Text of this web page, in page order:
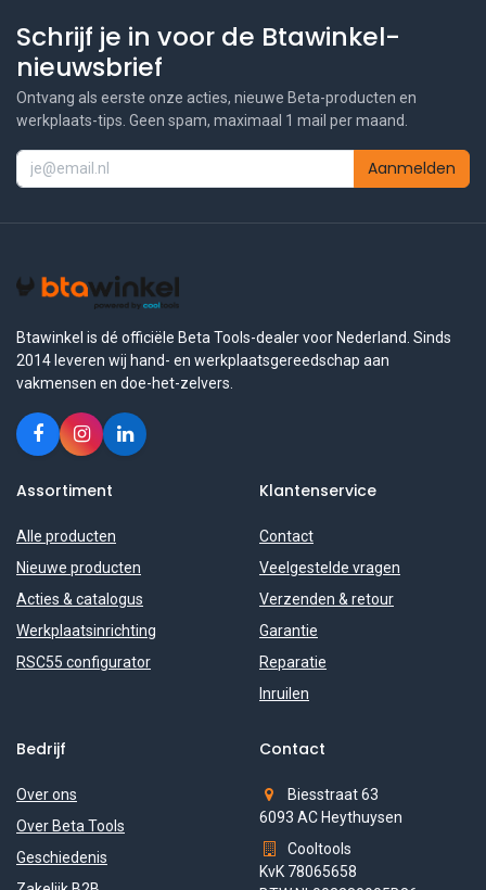
Schrijf je in voor de Btawinkel-
nieuwsbrief
Ontvang als eerste onze acties, nieuwe Beta-producten en
werkplaats-tips. Geen spam, maximaal 1 mail per maand.
Aanmelden
Btawinkel is dé officiële Beta Tools-dealer voor Nederland. Sinds
2014 leveren wij hand- en werkplaatsgereedschap aan
vakmensen en doe-het-zelvers.
Assortiment
Alle producten
Nieuwe producten
Acties & catalogus
Werkplaatsinrichting
RSC55 configurator
Klantenservice
Contact
Veelgestelde vragen
Verzenden & retour
Garantie
Reparatie
Inruilen
Bedrijf
Over ons
Over Beta Tools
Geschiedenis
Contact
Biesstraat 63
6093 AC Heythuysen
Cooltools
KvK 78065658